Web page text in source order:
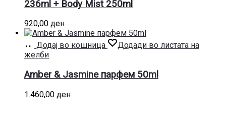
236ml + Body Mist 250ml
920,00 ден
Додај во кошница
Додади во листата на
желби
Amber & Jasmine парфем 50ml
1.460,00 ден